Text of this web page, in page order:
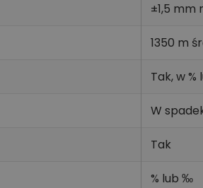
±1,5 mm
1350 m
Tak, w
W
Tak
% lub ‰